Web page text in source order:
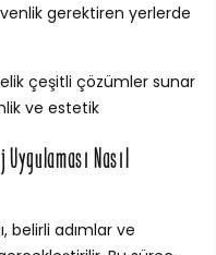
gerektiren yerlerde
çeşitli çözümler sunar
ve estetik
Nasıl
belirli adımlar ve